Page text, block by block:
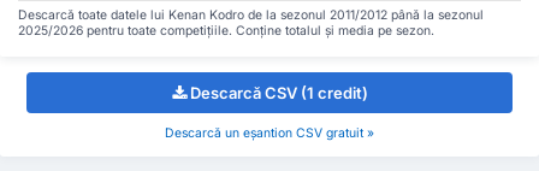
Descarcă toate datele lui Kenan Kodro de la sezonul 2011/2012 până la sezonul
2025/2026 pentru toate competițiile. Conține totalul și media pe sezon.
Descarcă CSV (1 credit)
Descarcă un eșantion CSV gratuit »